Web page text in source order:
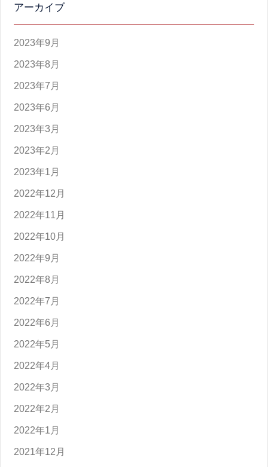
アーカイブ
2023年9月
2023年8月
2023年7月
2023年6月
2023年3月
2023年2月
2023年1月
2022年12月
2022年11月
2022年10月
2022年9月
2022年8月
2022年7月
2022年6月
2022年5月
2022年4月
2022年3月
2022年2月
2022年1月
2021年12月